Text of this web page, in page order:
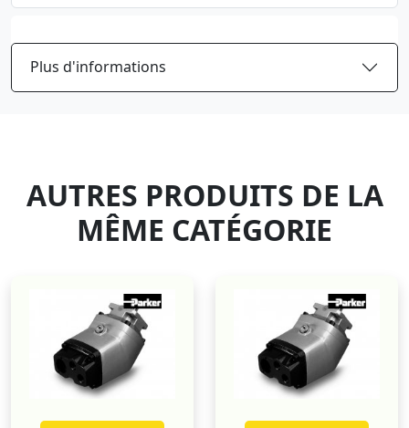
Plus d'informations
AUTRES PRODUITS DE LA
MÊME CATÉGORIE